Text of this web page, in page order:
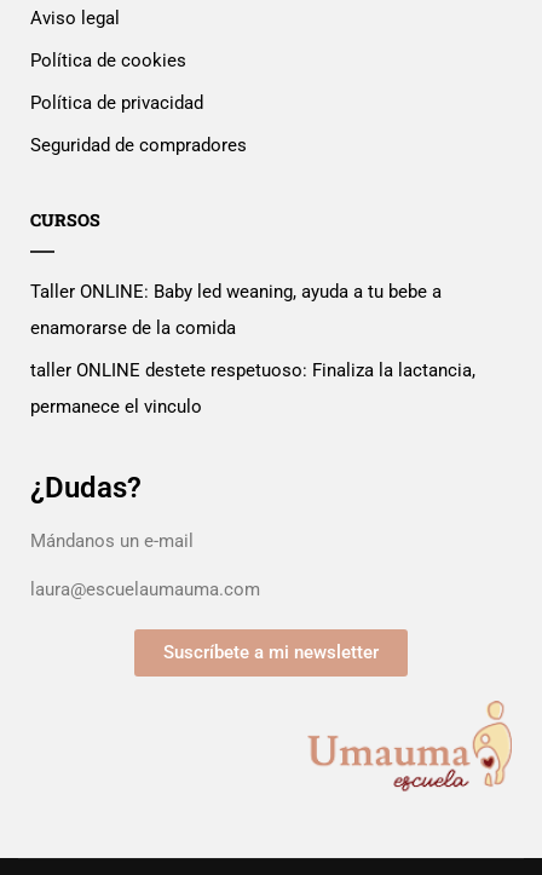
Aviso legal
Política de cookies
Política de privacidad
Seguridad de compradores
CURSOS
Taller ONLINE: Baby led weaning, ayuda a tu bebe a
enamorarse de la comida
taller ONLINE destete respetuoso: Finaliza la lactancia,
permanece el vinculo
¿Dudas?
Mándanos un e-mail
laura@escuelaumauma.com
Suscríbete a mi newsletter